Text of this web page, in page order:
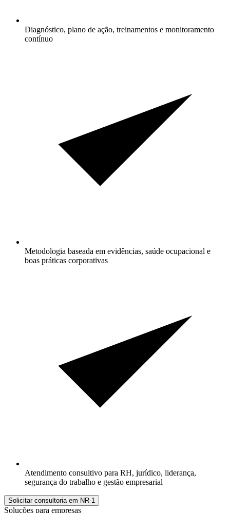
Diagnóstico, plano de ação, treinamentos e monitoramento
contínuo
Metodologia baseada em evidências, saúde ocupacional e
boas práticas corporativas
Atendimento consultivo para RH, jurídico, liderança,
segurança do trabalho e gestão empresarial
Solicitar consultoria em NR-1
Soluções para empresas